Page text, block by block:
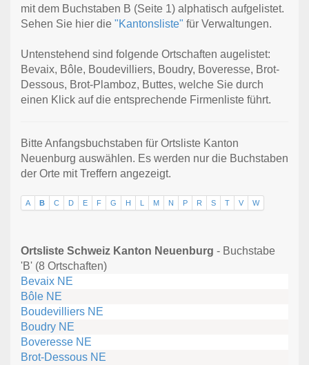
mit dem Buchstaben B (Seite 1) alphatisch aufgelistet.
Sehen Sie hier die "Kantonsliste" für Verwaltungen.
Untenstehend sind folgende Ortschaften augelistet:
Bevaix, Bôle, Boudevilliers, Boudry, Boveresse, Brot-
Dessous, Brot-Plamboz, Buttes, welche Sie durch
einen Klick auf die entsprechende Firmenliste führt.
Bitte Anfangsbuchstaben für Ortsliste Kanton
Neuenburg auswählen. Es werden nur die Buchstaben
der Orte mit Treffern angezeigt.
A B C D E F G H L M N P R S T V W
Ortsliste Schweiz Kanton Neuenburg - Buchstabe
'B' (8 Ortschaften)
Bevaix NE
Bôle NE
Boudevilliers NE
Boudry NE
Boveresse NE
Brot-Dessous NE